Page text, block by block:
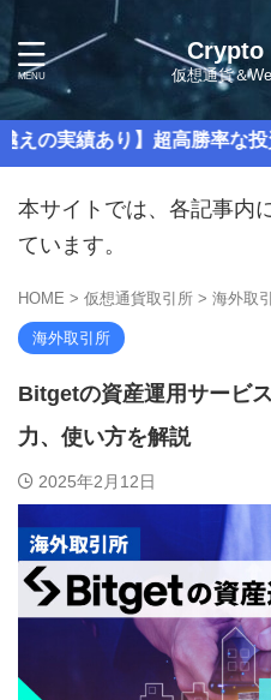
Crypto
仮想通貨＆
あり】超高勝率な投資戦略
本サイトでは、各記事内
ています。
HOME > 仮想通貨取引所 > 海外取
海外取引所
Bitgetの資産運用サービ
力、使い方を解説
2025年2月12日